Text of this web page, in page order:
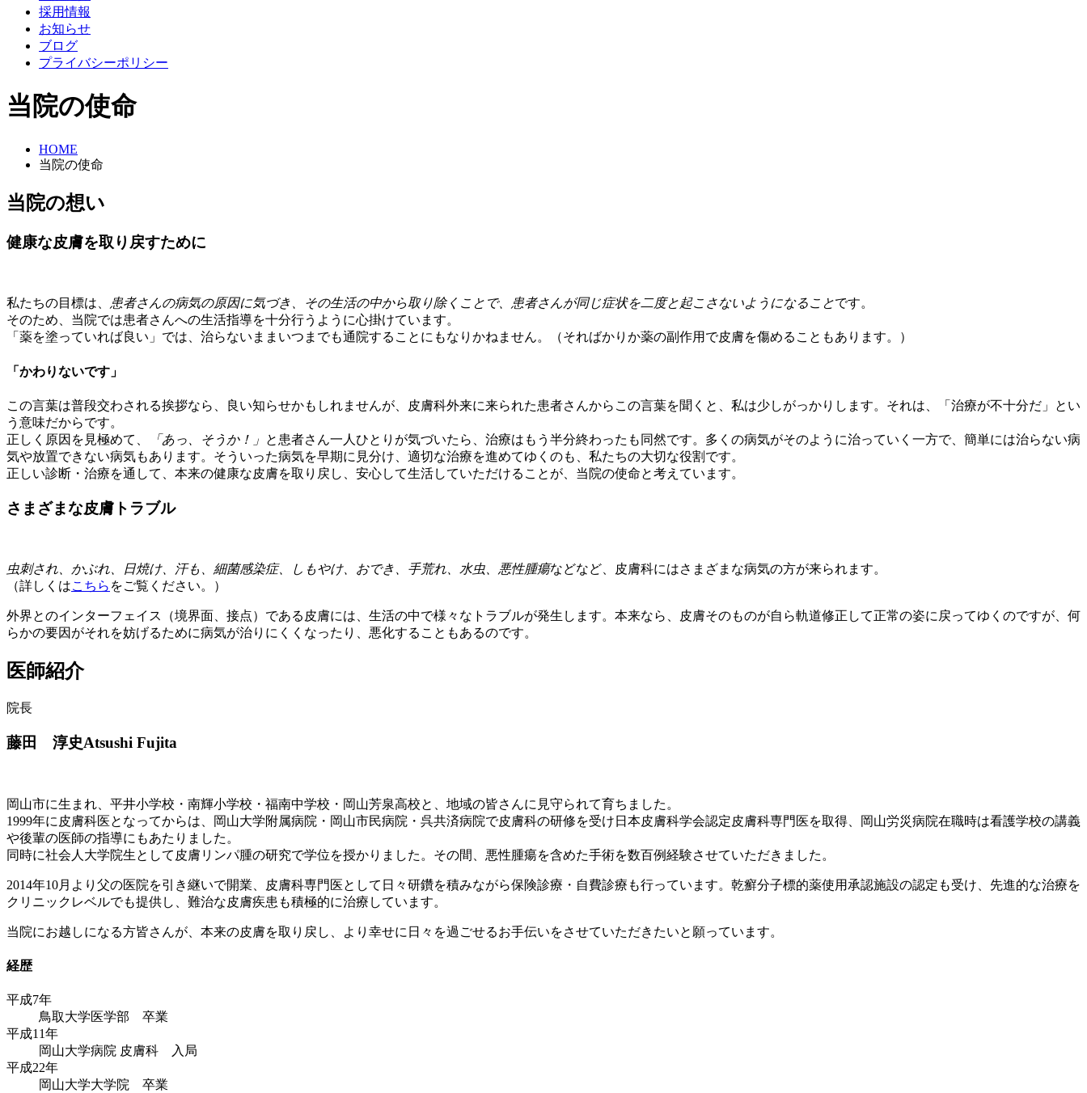
採用情報
お知らせ
ブログ
プライバシーポリシー
当院の使命
HOME
当院の使命
当院の想い
健康な皮膚を取り戻すために
私たちの目標は、 患者さんの病気の原因に気づき、その生活の中から取り除くことで、患者さんが同じ症状を二度と起こさないようになることです。
そのため、当院では患者さんへの生活指導を十分行うように心掛けています。
「薬を塗っていれば良い」では、治らないままいつまでも通院することにもなりかねません。（そればかりか薬の副作用で皮膚を傷めることもあります。）
「かわりないです」
この言葉は普段交わされる挨拶なら、良い知らせかもしれませんが、皮膚科外来に来られた患者さんからこの言葉を聞くと、私は少しがっかりします。それは、「治療が不十分だ」とい
う意味だからです。
正しく原因を見極めて、
「あっ、そうか！」 と患者さん一人ひとりが気づいたら、治療はもう半分終わったも同然です。多くの病気がそのように治っていく一方で、簡単には治らない病
気や放置できない病気もあります。そういった病気を早期に見分け、適切な治療を進めてゆくのも、私たちの大切な役割です。
正しい診断・治療を通して、本来の健康な皮膚を取り戻し、安心して生活していただけることが、当院の使命と考えています。
さまざまな皮膚トラブル
虫刺され、かぶれ、日焼け、汗も、細菌感染症、しもやけ、おでき、手荒れ、水虫、悪性腫瘍などなど、皮膚科にはさまざまな病気の方が来られます。
（詳しくはこちら をご覧ください。）
外界とのインターフェイス（境界面、接点）である皮膚には、生活の中で様々なトラブルが発生します。本来なら、皮膚そのものが自ら軌道修正して正常の姿に戻ってゆくのですが、何
らかの要因がそれを妨げるために病気が治りにくくなったり、悪化することもあるのです。
医師紹介
院長
藤田 淳史Atsushi Fujita
岡山市に生まれ、平井小学校・南輝小学校・福南中学校・岡山芳泉高校と、地域の皆さんに見守られて育ちました。
1999年に皮膚科医となってからは、岡山大学附属病院・岡山市民病院・呉共済病院で皮膚科の研修を受け日本皮膚科学会認定皮膚科専門医を取得、岡山労災病院在職時は看護学校の講義
や後輩の医師の指導にもあたりました。
同時に社会人大学院生として皮膚リンパ腫の研究で学位を授かりました。その間、悪性腫瘍を含めた手術を数百例経験させていただきました。
2014年10月より父の医院を引き継いで開業、皮膚科専門医として日々研鑽を積みながら保険診療・自費診療も行っています。乾癬分子標的薬使用承認施設の認定も受け、先進的な治療を
クリニックレベルでも提供し、難治な皮膚疾患も積極的に治療しています。
当院にお越しになる方皆さんが、本来の皮膚を取り戻し、より幸せに日々を過ごせるお手伝いをさせていただきたいと願っています。
経歴
平成7年
鳥取大学医学部 卒業
平成11年
岡山大学病院 皮膚科 入局
平成22年
岡山大学大学院 卒業